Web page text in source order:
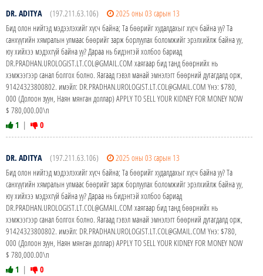
DR. ADITYA (197.211.63.106)
2025 оны 03 сарын 13
Бид олон нийтэд мэдээлэхийг хүсч байна; Та бөөрийг худалдахыг хүсч байна уу? Та
санхүүгийн хямралын улмаас бөөрийг зарж борлуулах боломжийг эрэлхийлж байна уу,
юу хийхээ мэдэхгүй байна уу? Дараа нь бидэнтэй холбоо бариад
DR.PRADHAN.UROLOGIST.LT.COL@GMAIL.COM хаягаар бид танд бөөрнийх нь
хэмжээгээр санал болгох болно. Яагаад гэвэл манай эмнэлэгт бөөрний дутагдалд орж,
91424323800802. имэйл: DR.PRADHAN.UROLOGIST.LT.COL@GMAIL.COM Yнэ: $780,
000 (Долоон зуун, Наян мянган доллар) APPLY TO SELL YOUR KIDNEY FOR MONEY NOW
$ 780,000.00\n
1 | 0
DR. ADITYA (197.211.63.106)
2025 оны 03 сарын 13
Бид олон нийтэд мэдээлэхийг хүсч байна; Та бөөрийг худалдахыг хүсч байна уу? Та
санхүүгийн хямралын улмаас бөөрийг зарж борлуулах боломжийг эрэлхийлж байна уу,
юу хийхээ мэдэхгүй байна уу? Дараа нь бидэнтэй холбоо бариад
DR.PRADHAN.UROLOGIST.LT.COL@GMAIL.COM хаягаар бид танд бөөрнийх нь
хэмжээгээр санал болгох болно. Яагаад гэвэл манай эмнэлэгт бөөрний дутагдалд орж,
91424323800802. имэйл: DR.PRADHAN.UROLOGIST.LT.COL@GMAIL.COM Yнэ: $780,
000 (Долоон зуун, Наян мянган доллар) APPLY TO SELL YOUR KIDNEY FOR MONEY NOW
$ 780,000.00\n
1 | 0